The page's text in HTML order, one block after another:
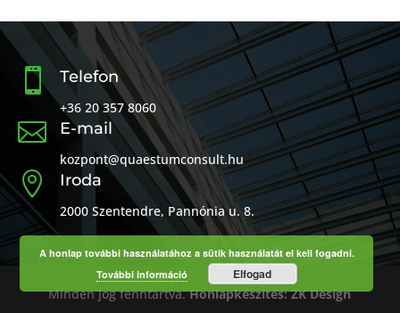
 Telefon
+36 20 357 8060
 E-mail
kozpont@quaestumconsult.hu
 Iroda
2000 Szentendre, Pannónia u. 8.
Minden jog fenntartva.Honlapkészítés: ZK Design
A honlap további használatához a sütik használatát el kell fogadni.
További információ
Elfogad